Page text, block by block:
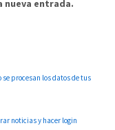
nueva entrada.
se procesan los datos de tus
noticias y hacer login